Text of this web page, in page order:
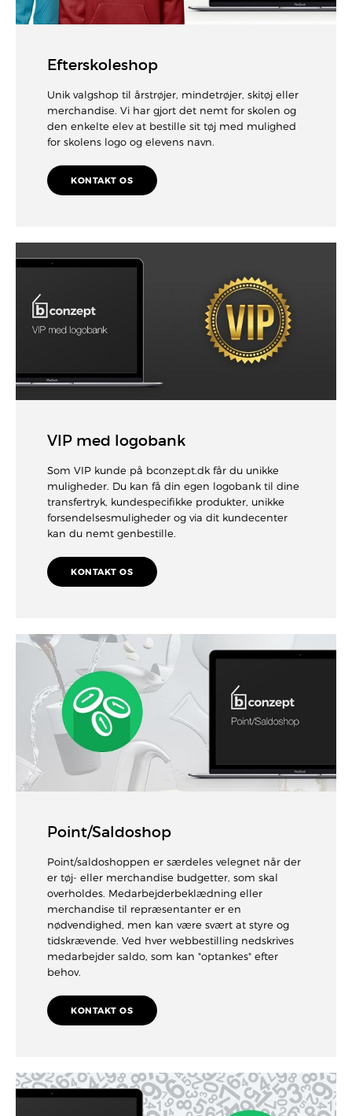
Efterskoleshop
Unik valgshop til årstrøjer, mindetrøjer, skitøj eller
merchandise. Vi har gjort det nemt for skolen og
den enkelte elev at bestille sit tøj med mulighed
for skolens logo og elevens navn.
KONTAKT OS
VIP med logobank
Som VIP kunde på bconzept.dk får du unikke
muligheder. Du kan få din egen logobank til dine
transfertryk, kundespecifikke produkter, unikke
forsendelsesmuligheder og via dit kundecenter
kan du nemt genbestille.
KONTAKT OS
Point/Saldoshop
Point/saldoshoppen er særdeles velegnet når der
er tøj- eller merchandise budgetter, som skal
overholdes. Medarbejderbeklædning eller
merchandise til repræsentanter er en
nødvendighed, men kan være svært at styre og
tidskrævende. Ved hver webbestilling nedskrives
medarbejder saldo, som kan "optankes" efter
behov.
KONTAKT OS